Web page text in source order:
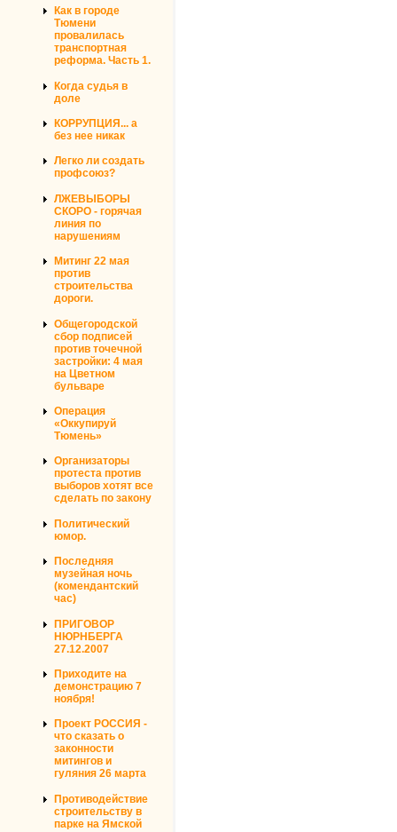
Как в городе
Тюмени
провалилась
транспортная
реформа. Часть 1.
Когда судья в
доле
КОРРУПЦИЯ... а
без нее никак
Легко ли создать
профсоюз?
ЛЖЕВЫБОРЫ
СКОРО - горячая
линия по
нарушениям
Митинг 22 мая
против
строительства
дороги.
Общегородской
сбор подписей
против точечной
застройки: 4 мая
на Цветном
бульваре
Операция
«Оккупируй
Тюмень»
Организаторы
протеста против
выборов хотят все
сделать по закону
Политический
юмор.
Последняя
музейная ночь
(комендантский
час)
ПРИГОВОР
НЮРНБЕРГА
27.12.2007
Приходите на
демонстрацию 7
ноября!
Проект РОССИЯ -
что сказать о
законности
митингов и
гуляния 26 марта
Противодействие
строительству в
парке на Ямской